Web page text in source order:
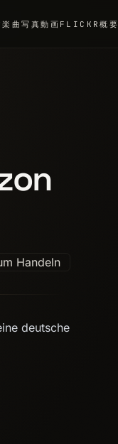
楽曲写真動画 FLICKR概要
deutsche